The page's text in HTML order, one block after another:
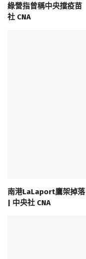
綠營指曾稱中央擋疫
社 CNA
南港LaLaport鷹架掉
| 中央社 CNA